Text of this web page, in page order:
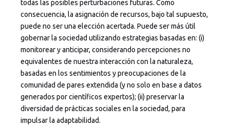
todas las posibles perturbaciones futuras. Como
consecuencia, la asignación de recursos, bajo tal supuesto,
puede no ser una elección acertada. Puede ser más útil
gobernar la sociedad utilizando estrategias basadas en: (i)
monitorear y anticipar, considerando percepciones no
equivalentes de nuestra interacción con la naturaleza,
basadas en los sentimientos y preocupaciones de la
comunidad de pares extendida (y no solo en base a datos
generados por científicos expertos); (ii) preservar la
diversidad de prácticas sociales en la sociedad, para
impulsar la adaptabilidad.